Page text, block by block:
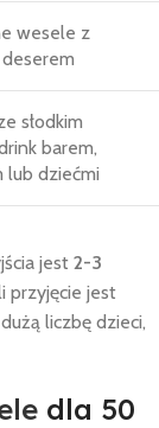
wesele z
słodkim
barem,
dziećmi
jest 2-3
przyjęcie jest
liczbę dzieci,
dla 50